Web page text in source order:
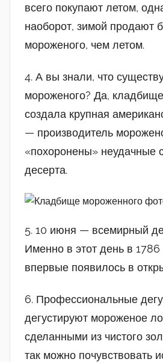
всего покупают летом,
наоборот, зимой продают
мороженого, чем летом.
4. А вы знали, что
мороженого? Да,
создала крупная
— производитель
«похоронены» неудачные
десерта.
5. 10 июня — всемирный
Именно в этот день в 1786
впервые появилось в
6. Профессиональные
дегустируют мороженое
сделанными из чистого
так можно почувствовать